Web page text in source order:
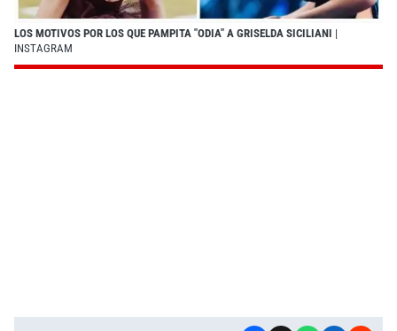
LOS MOTIVOS POR LOS QUE PAMPITA "ODIA" A GRISELDA SICILIANI |
INSTAGRAM